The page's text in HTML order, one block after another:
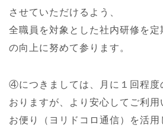
させていただけるよう、
全職員を対象とした社内研修を
の向上に努めて参ります。
④につきましては、月に１回程度
おりますが、より安心してご利用
お便り（ヨリドコロ通信）を活